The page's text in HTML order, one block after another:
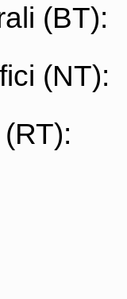
(BT):
(NT):